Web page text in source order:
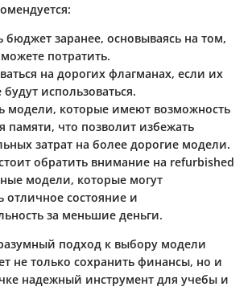
бюджет заранее, основываясь на том,
потратить.
на дорогих флагманах, если их
использоваться.
модели, которые имеют возможность
памяти, что позволит избежать
затрат на более дорогие модели.
обратить внимание на refurbished
модели, которые могут
отличное состояние и
за меньшие деньги.
подход к выбору модели
не только сохранить финансы, но и
надежный инструмент для учебы и